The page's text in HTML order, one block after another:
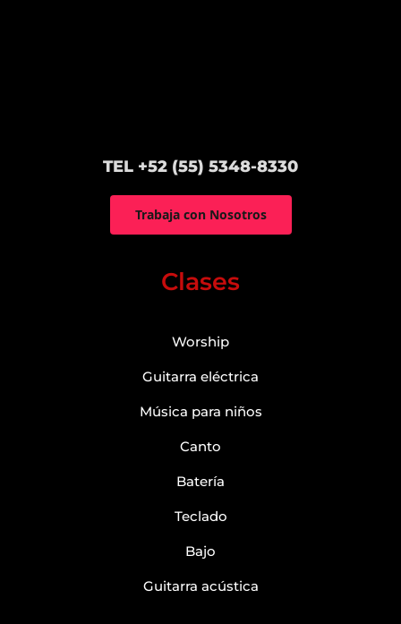
TEL +52 (55) 5348-8330
Trabaja con Nosotros
Clases
Worship
Guitarra eléctrica
Música para niños
Canto
Batería
Teclado
Bajo
Guitarra acústica